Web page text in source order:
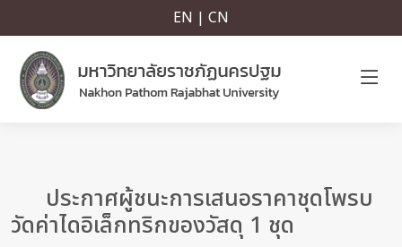
EN | CN
ประกาศผู้ชนะการเสนอราคาชุดโพรบ
วัดค่าไดอิเล็กทริกของวัสดุ 1 ชุด